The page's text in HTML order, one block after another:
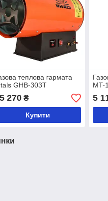
теплова гармата
GHB-303Т
270₴
Купити
MT-
5